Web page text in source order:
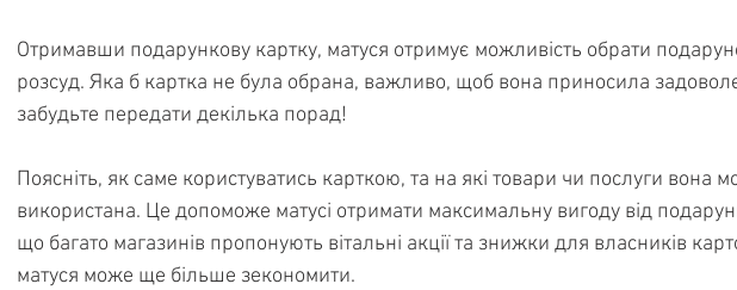
Отримавши подарункову картку, матуся отримує можливість обрати
розсуд. Яка б картка не була обрана, важливо, щоб вона приносила
забудьте передати декілька порад!
Поясніть, як саме користуватись карткою, та на які товари чи послуги вона
використана. Це допоможе матусі отримати максимальну вигоду від
що багато магазинів пропонують вітальні акції та знижки для власників
матуся може ще більше зекономити.